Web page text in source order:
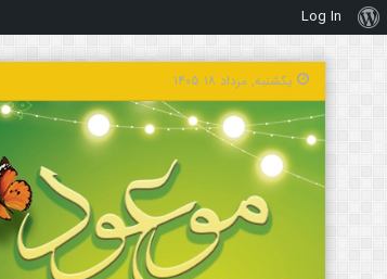
درباره
وردپرس
Log In
یکشنبه, مرداد ۱۸ ۱۴۰۵